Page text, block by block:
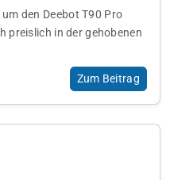
den Deebot T90 Pro
preislich in der gehobenen
Zum Beitrag